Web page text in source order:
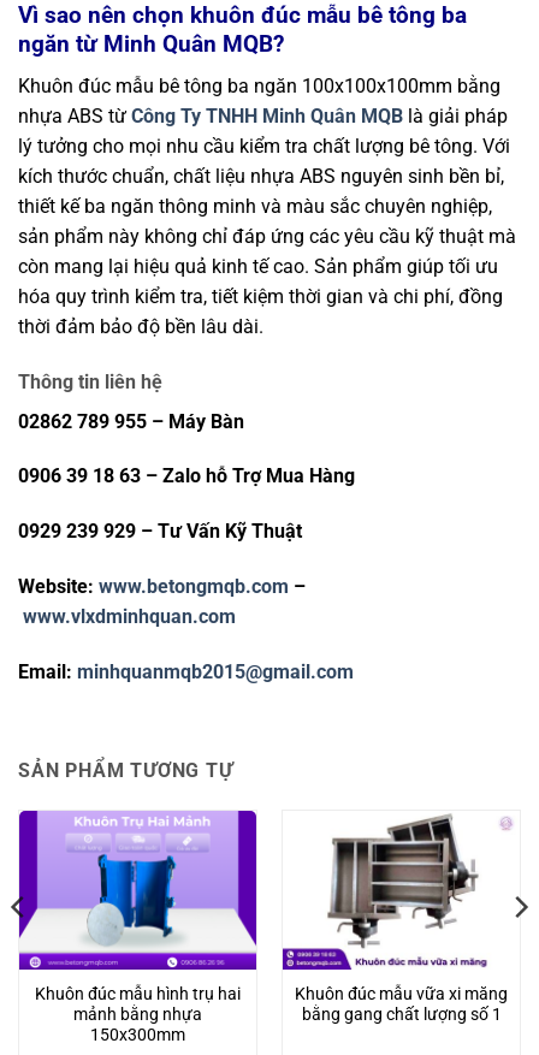
Vì sao nên chọn khuôn đúc mẫu bê tông ba
ngăn từ Minh Quân MQB?
Khuôn đúc mẫu bê tông ba ngăn 100x100x100mm bằng
nhựa ABS từ Công Ty TNHH Minh Quân MQB là giải pháp
lý tưởng cho mọi nhu cầu kiểm tra chất lượng bê tông. Với
kích thước chuẩn, chất liệu nhựa ABS nguyên sinh bền bỉ,
thiết kế ba ngăn thông minh và màu sắc chuyên nghiệp,
sản phẩm này không chỉ đáp ứng các yêu cầu kỹ thuật mà
còn mang lại hiệu quả kinh tế cao. Sản phẩm giúp tối ưu
hóa quy trình kiểm tra, tiết kiệm thời gian và chi phí, đồng
thời đảm bảo độ bền lâu dài.
Thông tin liên hệ
02862 789 955 – Máy Bàn
0906 39 18 63 – Zalo hỗ Trợ Mua Hàng
0929 239 929 – Tư Vấn Kỹ Thuật
Website: www.betongmqb.com –
www.vlxdminhquan.com
Email: minhquanmqb2015@gmail.com
SẢN PHẨM TƯƠNG TỰ
Khuôn đúc mẫu hình trụ hai
mảnh bằng nhựa
150x300mm
Khuôn đúc mẫu vữa xi măng
bằng gang chất lượng số 1